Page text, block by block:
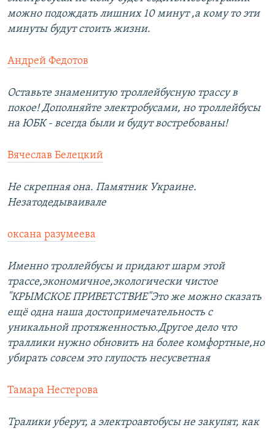
можно подождать лишних 10 минут ,а кому то эти
минуты будут стоить жизни.
Андрей Федотов
Оставьте знаменитую троллейбусную трассу в
покое! Дополняйте электробусами, но троллейбусы
на ЮБК - всегда были и будут востребованы!
Вячеслав Белецкий
Не скрепная она. Памятник Украине.
Незатодедываивале
оксана разумеева
Именно троллейбусы и придают шарм этой
трассе,экономичное,экологически чистое
"КРЫМСКОЕ ПРИВЕТСТВИЕ"Это же можно сказать
ещё одна наша достопримечательность с
уникальной протяженностью.Другое дело что
траллики нужно обновить на более комфортные,но
убирать совсем это глупость несусветная
Тамара Нестерова
Тралики уберут, а электроавтобусы не закупят, как